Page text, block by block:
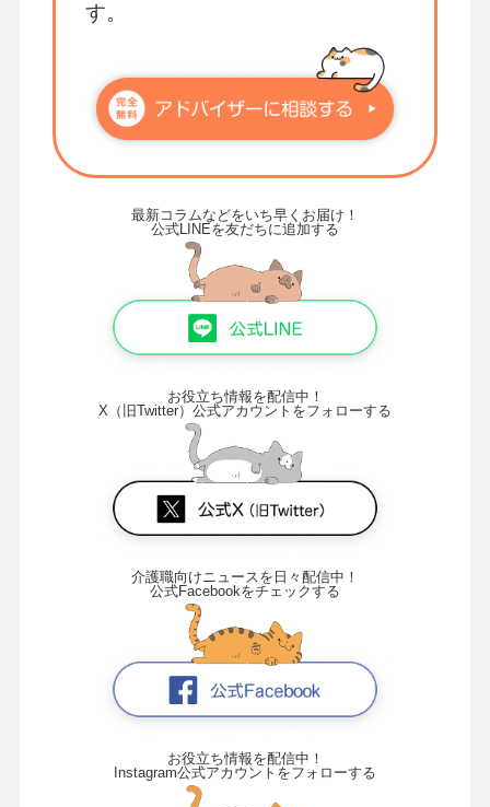
す。
最新コラムなどをいち早くお届け！
公式LINEを友だちに追加する
お役立ち情報を配信中！
X（旧Twitter）公式アカウントをフォローする
介護職向けニュースを日々配信中！
公式Facebookをチェックする
お役立ち情報を配信中！
Instagram公式アカウントをフォローする